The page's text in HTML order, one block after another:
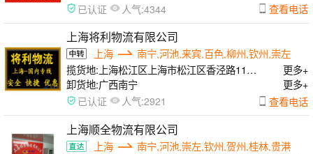
已认证 人气:4344 查看电话
上海将利物流有限公司
上海
南宁,河池,来宾,百色,柳州,钦州,崇左
揽货地: 上海松江区上海市松江区香泾路115
号7幢
更多+
卸货地:广西南宁 更多+
已认证 人气:2921 查看电话
上海顺全物流有限公司
上海
南宁,河池,崇左,钦州,贺州,桂林,贵港